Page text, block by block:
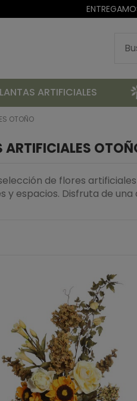
ARTIFICIALES
OTOÑO
ARTIFICIALES
de flores
y espacios. Disfruta de